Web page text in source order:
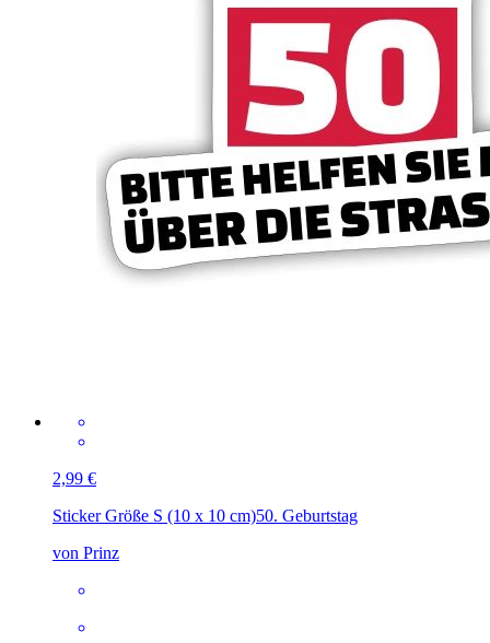
2,99 €
Sticker Größe S (10 x 10 cm)50. Geburtstag
von Prinz